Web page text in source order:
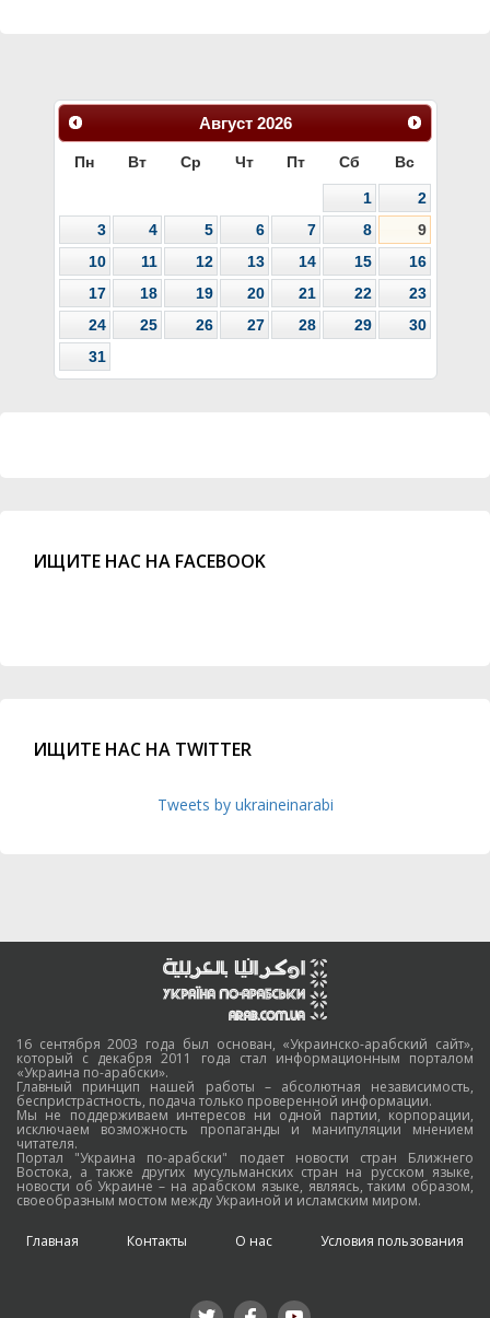
Август 2026
Пн Вт Ср Чт Пт Сб Вс
1
2
3
4 5 6 7 8
9
10
11 12 13 14 15
16
17
18 19 20 21 22
23
24
25 26 27 28 29
30
31
ИЩИТЕ НАС НА FACEBOOK
ИЩИТЕ НАС НА TWITTER
Tweets by ukraineinarabi
16 сентября 2003 года был основан, «Украинско-арабский сайт»,
который с декабря 2011 года стал информационным порталом
«Украина по-арабски».
Главный принцип нашей работы – абсолютная независимость,
беспристрастность, подача только проверенной информации.
Мы не поддерживаем интересов ни одной партии, корпорации,
исключаем возможность пропаганды и манипуляции мнением
читателя.
Портал "Украина по-арабски" подает новости стран Ближнего
Востока, а также других мусульманских стран на русском языке,
новости об Украине – на арабском языке, являясь, таким образом,
своеобразным мостом между Украиной и исламским миром.
Главная Контакты О нас Условия пользования